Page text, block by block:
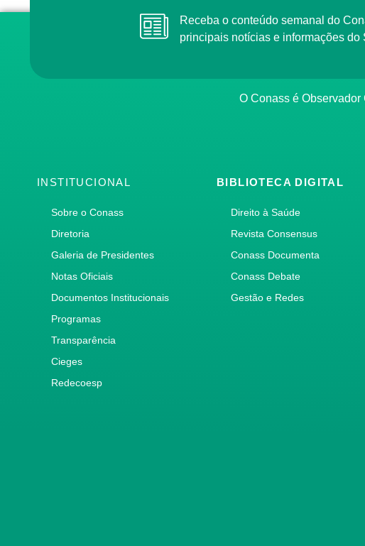
Receba o conteúdo semanal do Conass com as
principais notícias e informações do
O Conass é
INSTITUCIONAL
Sobre o Conass
Diretoria
Galeria de Presidentes
Notas Oficiais
Documentos Institucionais
Programas
Transparência
Cieges
Redecoesp
BIBLIOTECA DIGITAL
Direito à Saúde
Revista Consensus
Conass Documenta
Conass Debate
Gestão e Redes